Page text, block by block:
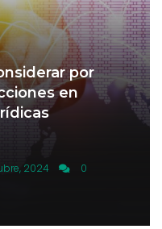
por
en
2024
0